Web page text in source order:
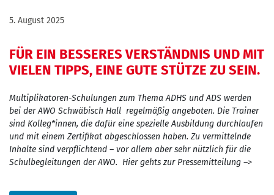
5. August 2025
FÜR EIN BESSERES VERSTÄNDNIS UND MIT
VIELEN TIPPS, EINE GUTE STÜTZE ZU SEIN.
Multiplikatoren-Schulungen zum Thema ADHS und ADS werden
bei der AWO Schwäbisch Hall regelmäßig angeboten. Die Trainer
sind Kolleg*innen, die dafür eine spezielle Ausbildung durchlaufen
und mit einem Zertifikat abgeschlossen haben. Zu vermittelnde
Inhalte sind verpflichtend – vor allem aber sehr nützlich für die
Schulbegleitungen der AWO. Hier gehts zur Pressemitteilung –>